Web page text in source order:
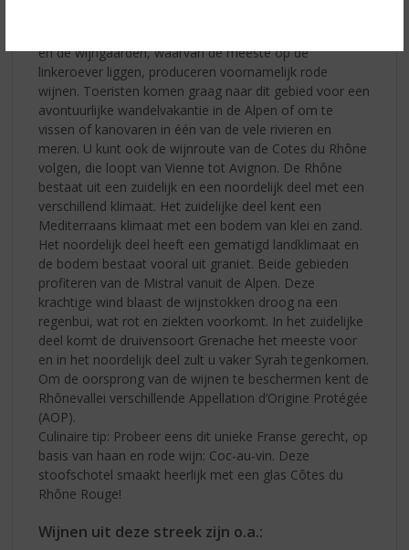
en de wijngaarden, waarvan de meeste op de
linkeroever liggen, produceren voornamelijk rode
wijnen. Toeristen komen graag naar dit gebied voor een
avontuurlijke wandelvakantie in de Alpen of om te
vissen of kanovaren in één van de vele rivieren en
meren. U kunt ook de wijnroute van de Cotes du Rhône
volgen, die loopt van Vienne tot Avignon. De Rhône
bestaat uit een zuidelijk en een noordelijk deel met een
verschillend klimaat. Het zuidelijke deel kent een
Mediterraans klimaat met een bodem van klei en zand.
Het noordelijk deel heeft een gematigd landklimaat en
de bodem bestaat vooral uit graniet. Beide gebieden
profiteren van de Mistral vanuit de Alpen. Deze
krachtige wind blaast de wijnstokken droog na een
regenbui, wat rot en ziekten voorkomt. In het zuidelijke
deel komt de druivensoort Grenache het meeste voor
en in het noordelijk deel zult u vaker Syrah tegenkomen.
Om de oorsprong van de wijnen te beschermen kent de
Rhônevallei verschillende Appellation d’Origine Protégée
(AOP).
Culinaire tip: Probeer eens dit unieke Franse gerecht, op
basis van haan en rode wijn: Coc-au-vin. Deze
stoofschotel smaakt heerlijk met een glas Côtes du
Rhône Rouge!
Wijnen uit deze streek zijn o.a.: